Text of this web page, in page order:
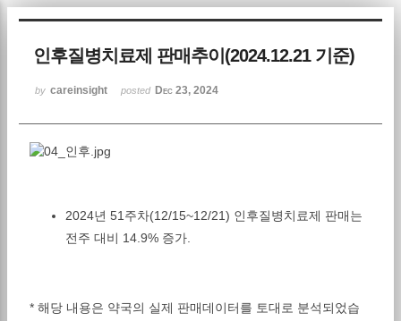
인후질병치료제 판매추이(2024.12.21 기준)
by careinsight posted Dec 23, 2024
2024년 51주차(12/15~12/21) 인후질병치료제 판매는
전주 대비 14.9% 증가.
* 해당 내용은 약국의 실제 판매데이터를 토대로 분석되었습
Sketchbook5, 스케치북5
Sketchbook5, 스케치북5